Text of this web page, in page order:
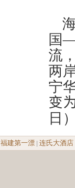
国
流
两
宁
变
日 ）
福建第一漂 连氏大酒店